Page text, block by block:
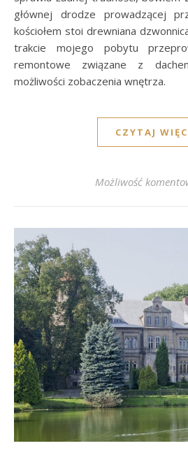
głównej drodze prowadzącej
kościołem stoi drewniana
trakcie mojego pobytu
remontowe związane z
możliwości zobaczenia wnętrza.
CZYTAJ
Możliwość